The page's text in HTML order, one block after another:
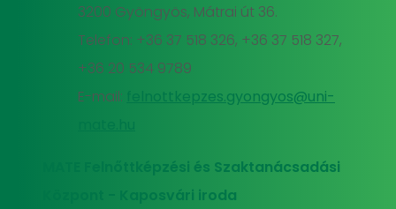
3200 Gyöngyös, Mátrai út 36.
Telefon: +36 37 518 326, +36 37 518 327,
+36 20 534 9789
E-mail:
felnottkepzes.gyongyos@uni-
MATE Felnőttképzési és Szaktanácsadási
Központ - Kaposvári iroda